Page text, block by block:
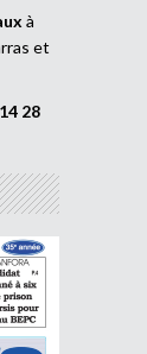
à
et
28